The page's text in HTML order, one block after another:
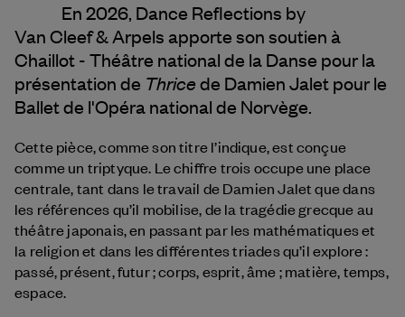
En 2026, Dance Reflections by
Van Cleef & Arpels apporte son soutien à
Chaillot - Théâtre national de la Danse pour la
présentation de Thrice de Damien Jalet pour le
Ballet de l'Opéra national de Norvège.
Cette pièce, comme son titre l’indique, est conçue
comme un triptyque. Le chiffre trois occupe une place
centrale, tant dans le travail de Damien Jalet que dans
les références qu’il mobilise, de la tragédie grecque au
théâtre japonais, en passant par les mathématiques et
la religion et dans les différentes triades qu’il explore :
passé, présent, futur ; corps, esprit, âme ; matière, temps,
espace.